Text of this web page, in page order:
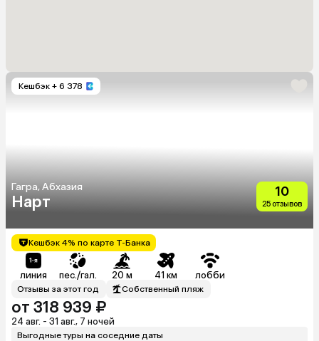
Кешбэк + 6 378
Гагра, Абхазия
Нарт
10
25 отзывов
Кешбэк 4% по карте Т-Банка
линия пес./гал. 20 м 41 км лобби
Отзывы за этот год Собственный пляж
от 318 939 ₽
24 авг. - 31 авг., 7 ночей
Выгодные туры на соседние даты